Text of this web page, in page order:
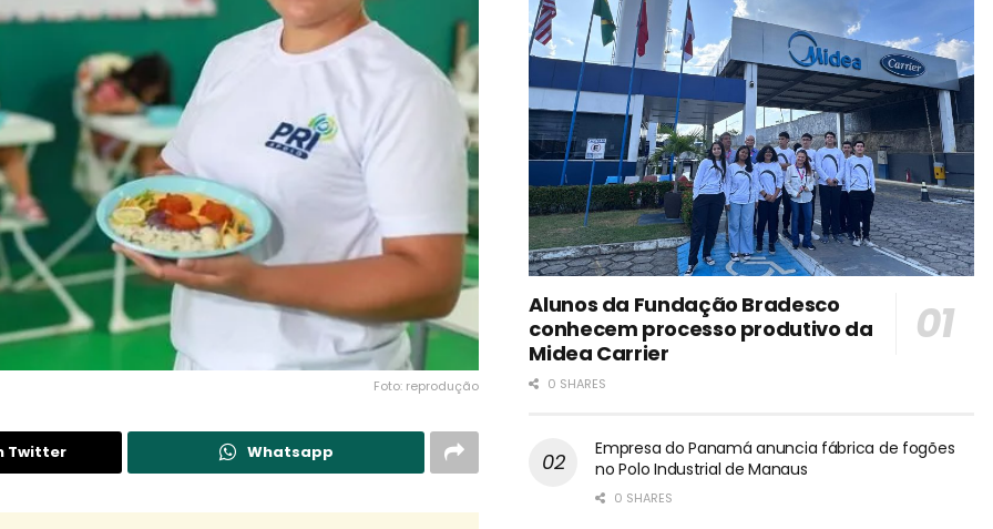
Foto: reprodução
Twitter Whatsapp
Alunos da Fundação Bradesco
conhecem processo produtivo da
Midea Carrier
0 SHARES
Empresa do Panamá anuncia fábrica de fogões
no Polo Industrial de Manaus
0 SHARES